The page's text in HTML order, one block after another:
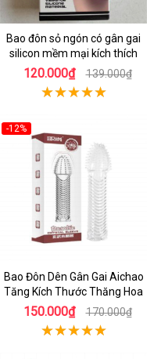
Bao đôn sỏ ngón có gân gai
silicon mềm mại kích thích
120.000₫ 139.000₫
-12%
Bao Đôn Dên Gân Gai Aichao
Tăng Kích Thước Thăng Hoa
150.000₫ 170.000₫